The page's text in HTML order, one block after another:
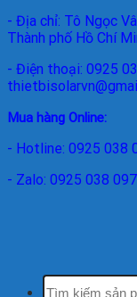
- Địa chỉ: Tô Ngọc
Thành phố Hồ Chí
- Điện thoại: 0925
Mua hàng Online:
- Hotline: 0925 038
- Zalo: 0925 038 097
Tìm